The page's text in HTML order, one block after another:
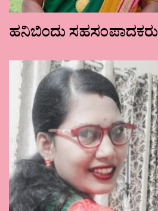
ಹನಿಬಿಂದು ಸಹಸಂಪಾದಕರು